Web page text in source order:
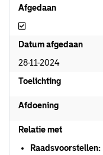
Afgedaan
Afgedaan
Datum afgedaan
28-11-2024
Toelichting
Afdoening
Relatie met
Raadsvoorstellen: